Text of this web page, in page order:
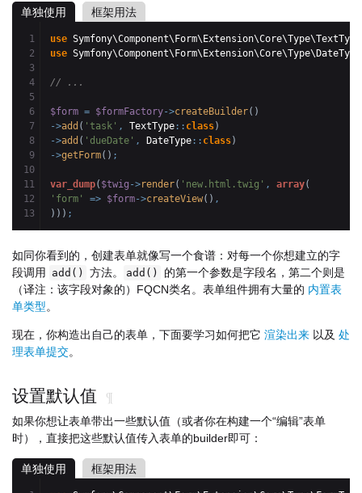
单独使用 框架用法
1
2
3
4
5
6
7
8
9
10
11
12
use Symfony\Component\Form\Extension\Core\Type\TextType
use Symfony\Component\Form\Extension\Core\Type\DateType
// ...
$form = $formFactory->createBuilder( )
->add ( 'task' , TextType :: class)
->add ( 'dueDate' , DateType :: class)
->getForm( ) ;
var_dump( $twig ->render( 'new.html.twig' , array(
'form'
=> $form->createView( ) ,
) ) ) ;
如同你看到的，创建表单就像写一个食谱：对每一个你想建立的字
段调用
add() 方法。 add()
的第一个参数是字段名，第二个则是
（译注：该字段对象的）FQCN类名。表单组件拥有大量的 内置表
单类型。
现在，你构造出自己的表单，下面要学习如何把它 渲染出来 以及 处
理表单提交。
设置默认值 ¶
如果你想让表单带出一些默认值（或者你在构建一个“编辑”表单
时），直接把这些默认值传入表单的builder即可：
单独使用 框架用法